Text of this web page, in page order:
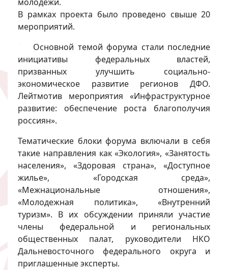
В рамках проекта было проведено свыше 20
мероприятий.
Основной темой форума стали последние
инициативы федеральных властей,
призванных улучшить социально-
экономическое развитие регионов ДФО.
Лейтмотив мероприятия «Инфраструктурное
развитие: обеспечение роста благополучия
россиян».
Тематические блоки форума включали в себя
такие направления как «Экология», «Занятость
населения», «Здоровая страна», «Доступное
жилье», «Городская среда»,
«Межнациональные отношения»,
«Молодежная политика», «Внутренний
туризм». В их обсуждении приняли участие
члены федеральной и региональных
общественных палат, руководители НКО
Дальневосточного федерального округа и
приглашенные эксперты.